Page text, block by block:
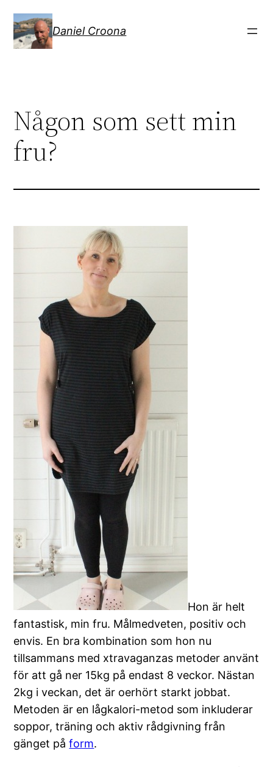
innehåll
Daniel Croona
Någon som sett min
fru?
Hon är helt
fantastisk, min fru. Målmedveten, positiv och
envis. En bra kombination som hon nu
tillsammans med xtravaganzas metoder använt
för att gå ner 15kg på endast 8 veckor. Nästan
2kg i veckan, det är oerhört starkt jobbat.
Metoden är en lågkalori-metod som inkluderar
soppor, träning och aktiv rådgivning från
gänget påform.